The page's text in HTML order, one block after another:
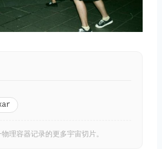
理容器记录的更多宇宙切片。